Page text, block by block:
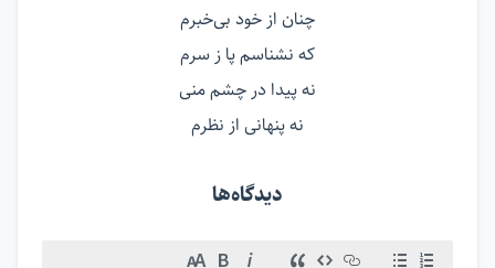
چنان از خود بی‌خبرم
که نشناسم پا ز سرم
نه پیدا در چشم منی
نه پنهانی از نظرم
دیدگاه‌ها